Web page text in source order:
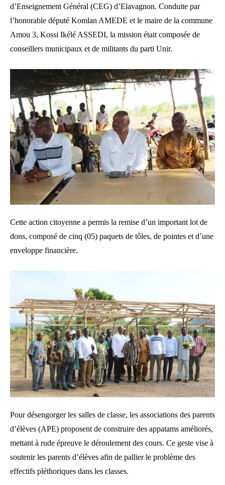
d’Enseignement Général (CEG) d’Elavagnon. Conduite par
l’honorable député Komlan AMEDE et le maire de la commune
Amou 3, Kossi Ikélé ASSEDI, la mission était composée de
conseillers municipaux et de militants du parti Unir.
Cette action citoyenne a permis la remise d’un important lot de
dons, composé de cinq (05) paquets de tôles, de pointes et d’une
enveloppe financière.
Pour désengorger les salles de classe, les associations des parents
d’élèves (APE) proposent de construire des appatams améliorés,
mettant à rude épreuve le déroulement des cours. Ce geste vise à
soutenir les parents d’élèves afin de pallier le problème des
effectifs pléthoriques dans les classes.